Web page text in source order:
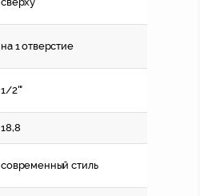
на 1 отверстие
1/2'"
18,8
современный стиль